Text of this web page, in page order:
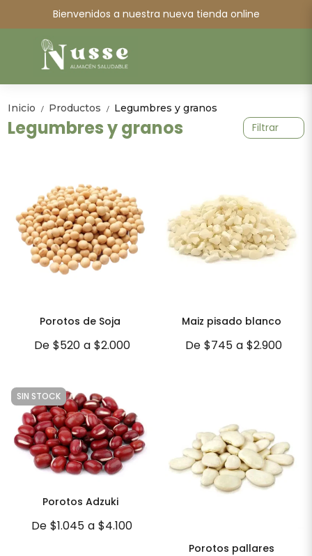
Bienvenidos a nuestra nueva tienda online
Inicio / Productos / Legumbres y granos
Legumbres y granos Filtrar
Porotos de Soja
De $520 a $2.000
Maiz pisado blanco
De $745 a $2.900
SIN STOCK
Porotos Adzuki
De $1.045 a $4.100
Porotos pallares